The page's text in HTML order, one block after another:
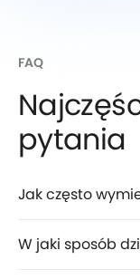
FAQ
pytania
Jak często
W jaki sposób